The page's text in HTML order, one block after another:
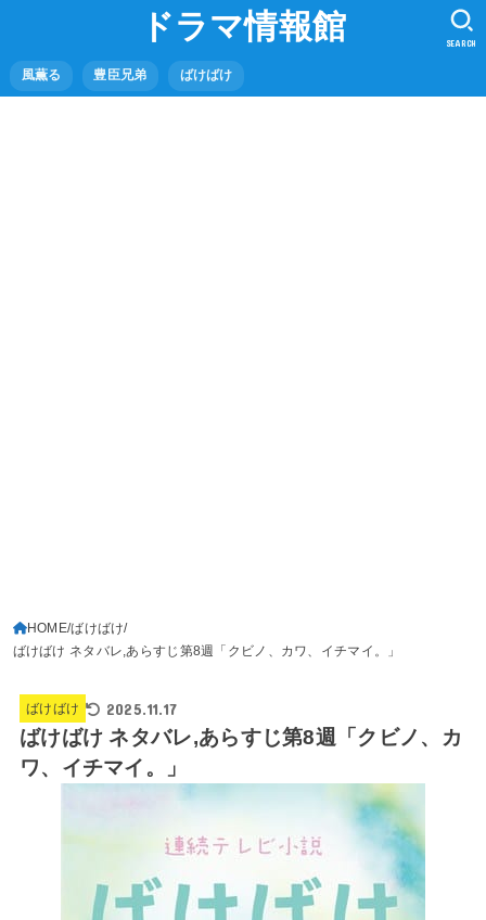
ドラマ情報館
風薫る 豊臣兄弟 ばけばけ
SEARCH
HOME ばけばけ
ばけばけ ネタバレ,あらすじ第8週「クビノ、カワ、イチマイ。」
ばけばけ 2025.11.17
ばけばけ ネタバレ,あらすじ第8週「クビノ、カ
ワ、イチマイ。」